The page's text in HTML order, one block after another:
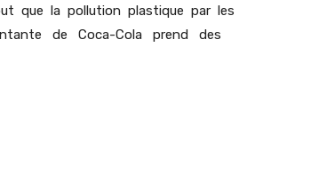
que la pollution plastique par les
de Coca-Cola prend des